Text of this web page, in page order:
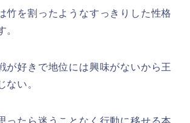
竹を割ったようなすっきりした性格
が好きで地位には興味がないから王
い。